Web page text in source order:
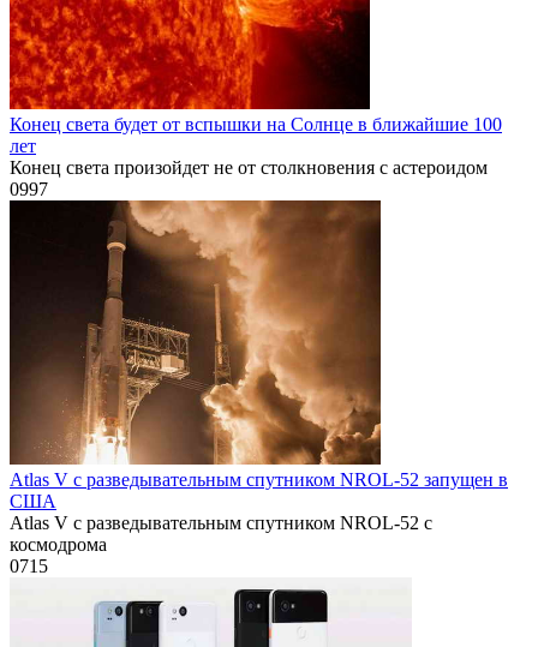
Конец света будет от вспышки на Солнце в ближайшие 100
лет
Конец света произойдет не от столкновения с астероидом
0997
Atlas V с разведывательным спутником NROL-52 запущен в
США
Atlas V с разведывательным спутником NROL-52 с
космодрома
0715